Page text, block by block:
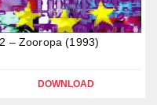
– Zooropa (1993)
DOWNLOAD